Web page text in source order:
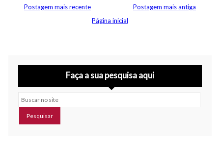
Postagem mais recente
Postagem mais antiga
Página inicial
Faça a sua pesquisa aqui
Buscar no site